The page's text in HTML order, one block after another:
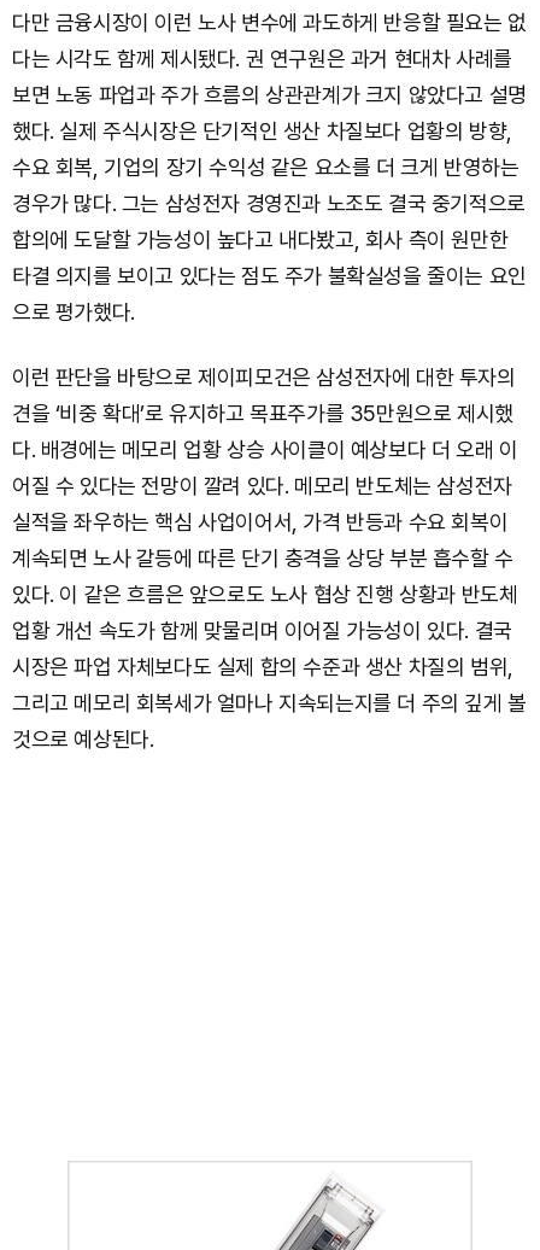
다만 금융시장이 이런 노사 변수에 과도하게 반응할 필요는 없
다는 시각도 함께 제시됐다. 권 연구원은 과거 현대차 사례를
보면 노동 파업과 주가 흐름의 상관관계가 크지 않았다고 설명
했다. 실제 주식시장은 단기적인 생산 차질보다 업황의 방향,
수요 회복, 기업의 장기 수익성 같은 요소를 더 크게 반영하는
경우가 많다. 그는 삼성전자 경영진과 노조도 결국 중기적으로
합의에 도달할 가능성이 높다고 내다봤고, 회사 측이 원만한
타결 의지를 보이고 있다는 점도 주가 불확실성을 줄이는 요인
으로 평가했다.
이런 판단을 바탕으로 제이피모건은 삼성전자에 대한 투자의
견을 ‘비중 확대’로 유지하고 목표주가를 35만원으로 제시했
다. 배경에는 메모리 업황 상승 사이클이 예상보다 더 오래 이
어질 수 있다는 전망이 깔려 있다. 메모리 반도체는 삼성전자
실적을 좌우하는 핵심 사업이어서, 가격 반등과 수요 회복이
계속되면 노사 갈등에 따른 단기 충격을 상당 부분 흡수할 수
있다. 이 같은 흐름은 앞으로도 노사 협상 진행 상황과 반도체
업황 개선 속도가 함께 맞물리며 이어질 가능성이 있다. 결국
시장은 파업 자체보다도 실제 합의 수준과 생산 차질의 범위,
그리고 메모리 회복세가 얼마나 지속되는지를 더 주의 깊게 볼
것으로 예상된다.